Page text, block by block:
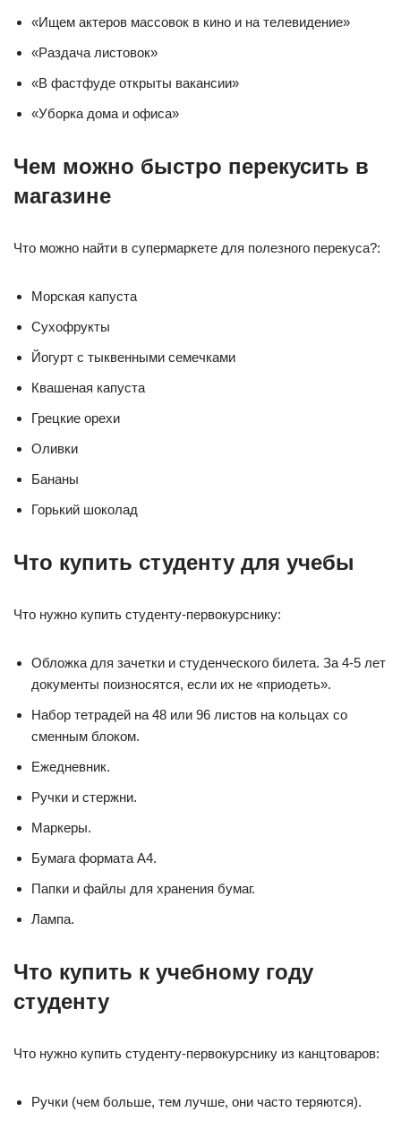
«Ищем актеров массовок в кино и на телевидение»
«Раздача листовок»
«В фастфуде открыты вакансии»
«Уборка дома и офиса»
Чем можно быстро перекусить в
магазине
Что можно найти в супермаркете для полезного перекуса?:
Морская капуста
Сухофрукты
Йогурт с тыквенными семечками
Квашеная капуста
Грецкие орехи
Оливки
Бананы
Горький шоколад
Что купить студенту для учебы
Что нужно купить студенту-первокурснику:
Обложка для зачетки и студенческого билета. За 4-5 лет
документы поизносятся, если их не «приодеть».
Набор тетрадей на 48 или 96 листов на кольцах со
сменным блоком.
Ежедневник.
Ручки и стержни.
Маркеры.
Бумага формата А4.
Папки и файлы для хранения бумаг.
Лампа.
Что купить к учебному году
студенту
Что нужно купить студенту-первокурснику из канцтоваров:
Ручки (чем больше, тем лучше, они часто теряются).